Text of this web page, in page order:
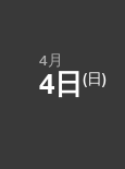
4月
4日 (日)